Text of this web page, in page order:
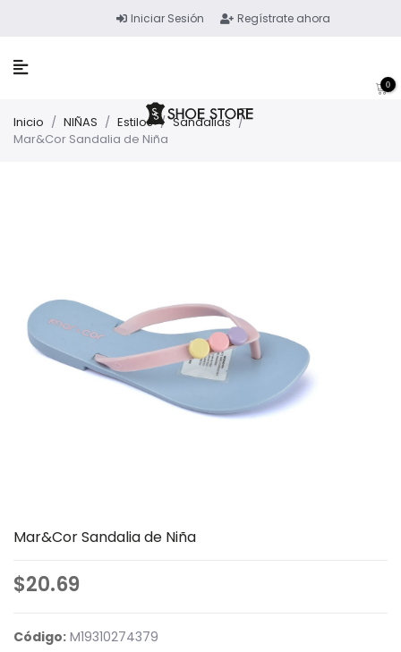
Iniciar Sesión Regístrate ahora
0
Inicio / NIÑAS / Estilos / Sandalias /
Mar&Cor Sandalia de Niña
Mar&Cor Sandalia de Niña
$20.69
Código: M19310274379